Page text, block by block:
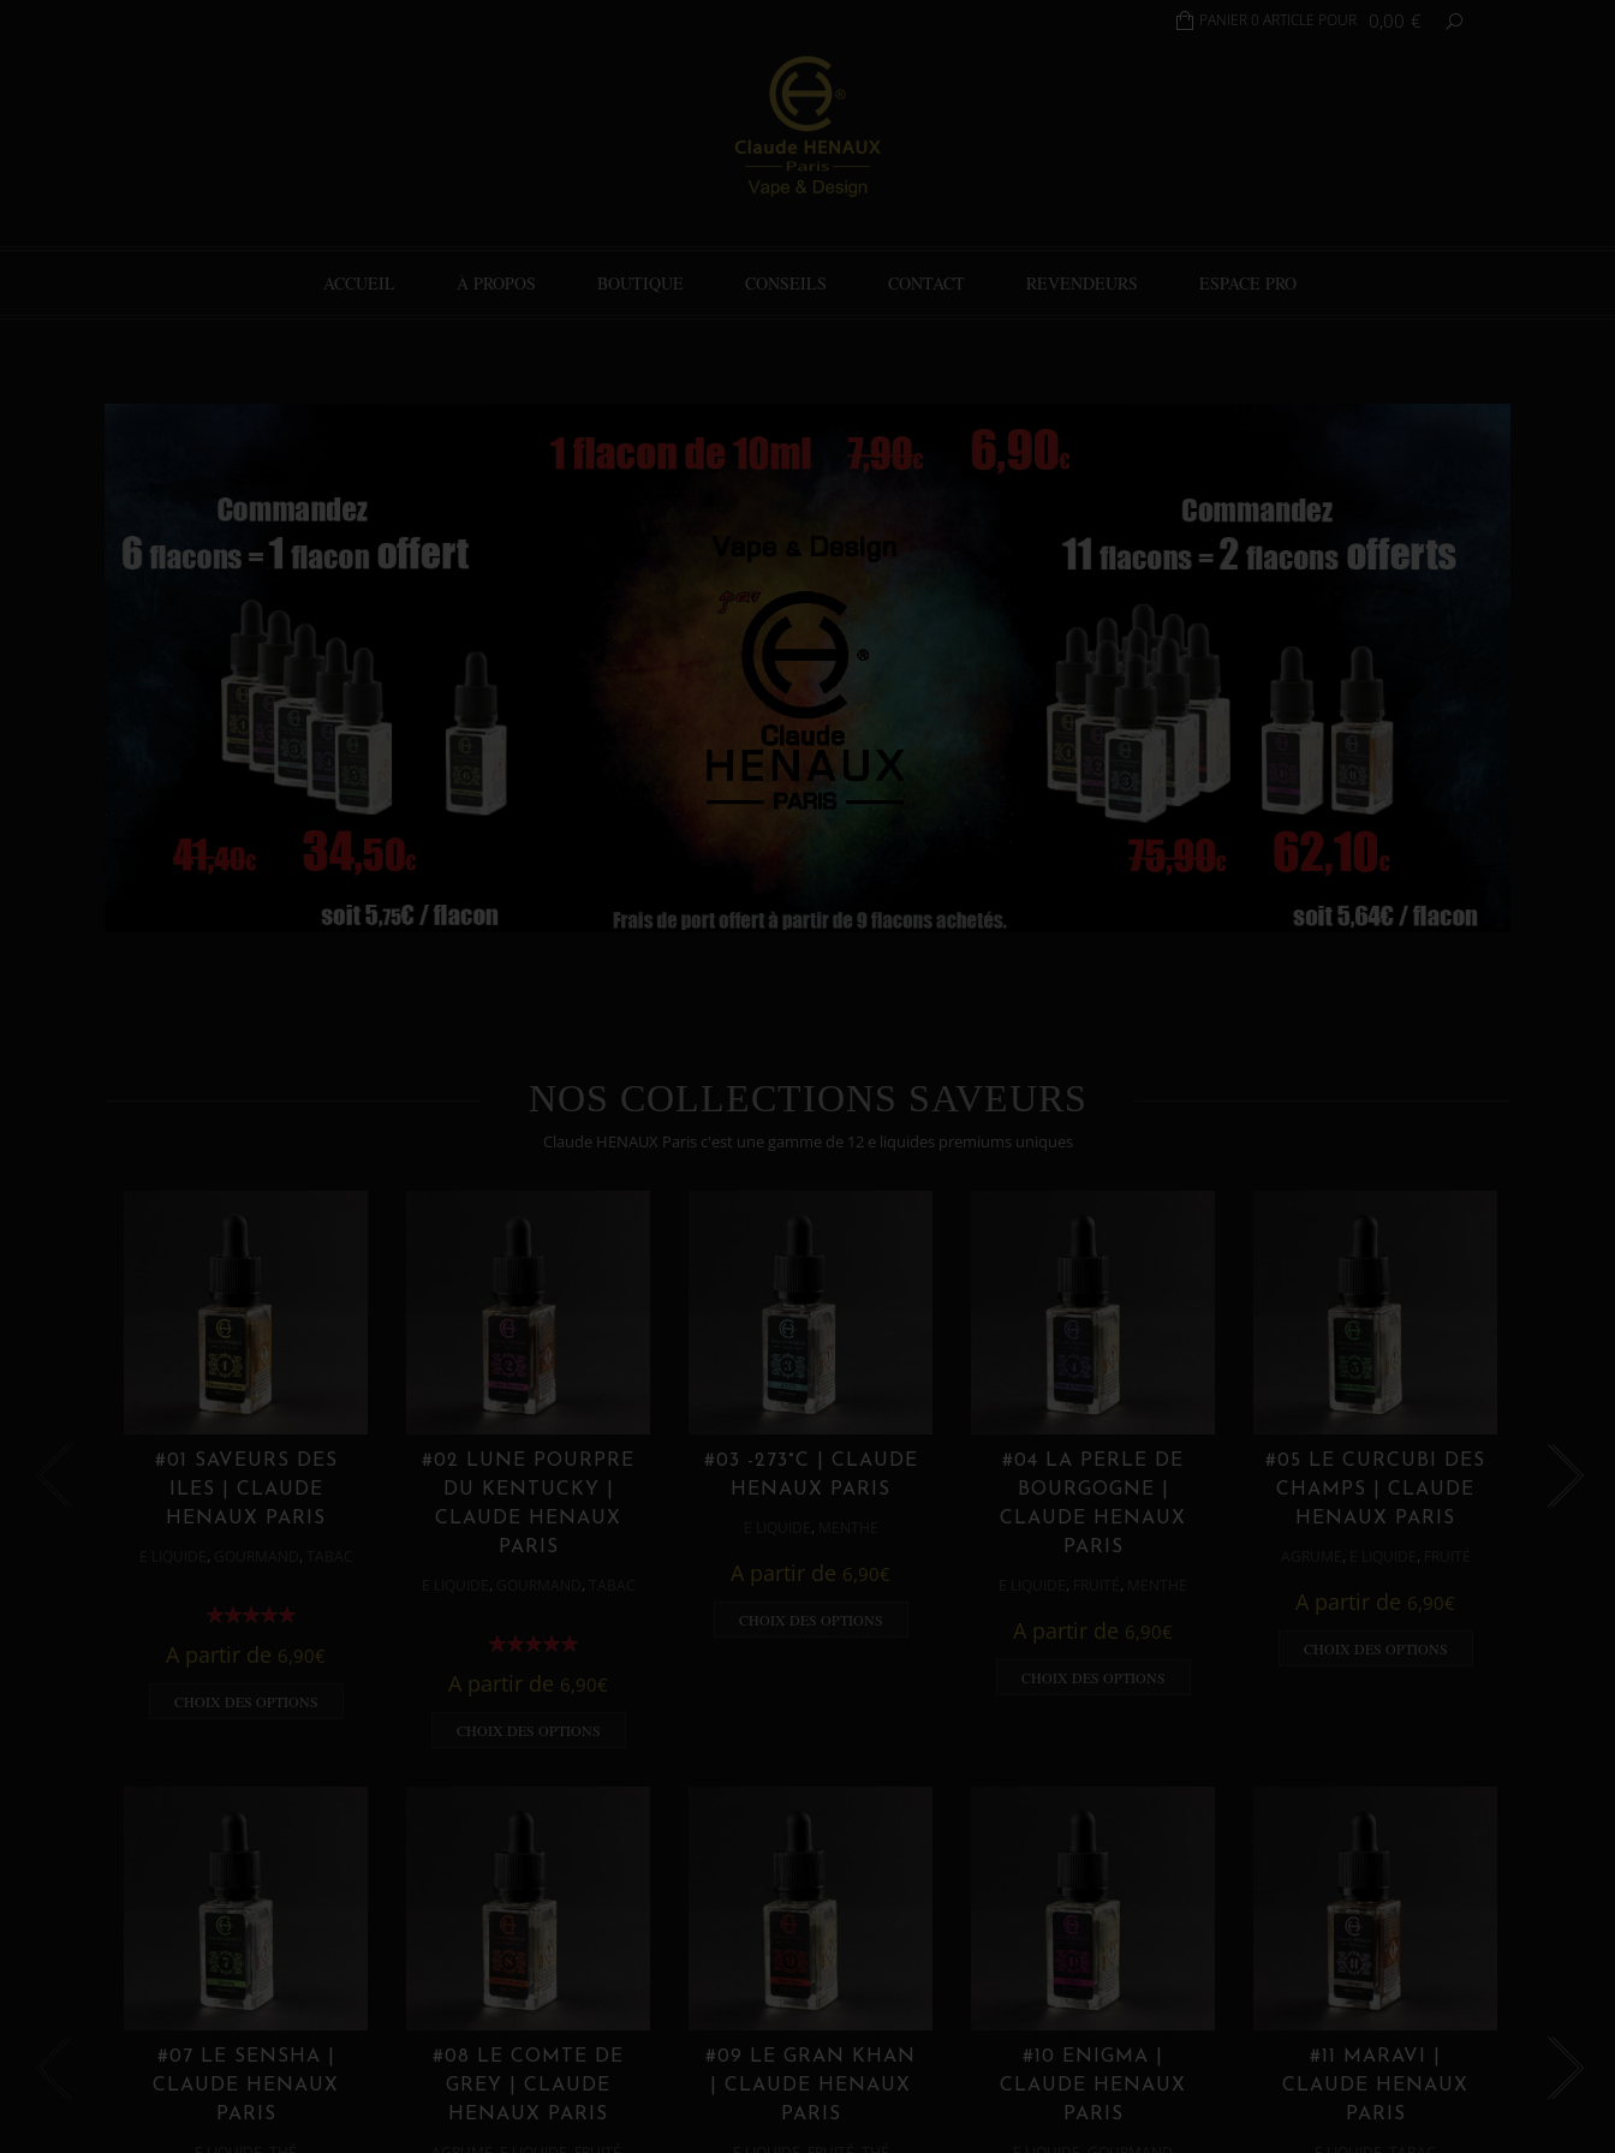
PANIER 0 ARTICLE POUR 0,00 €
ACCUEIL À PROPOS BOUTIQUE CONSEILS CONTACT REVENDEURS ESPACE PRO
NOS COLLECTIONS SAVEURS
Claude HENAUX Paris c'est une gamme de 12 e liquides premiums uniques
#01 SAVEURS DES
ILES | CLAUDE
HENAUX PARIS
, ,
A partir de 6,90€
CHOIX DES OPTIONS
#02 LUNE POURPRE
DU KENTUCKY |
CLAUDE HENAUX
PARIS
, ,
A partir de 6,90€
CHOIX DES OPTIONS
#03 -273°C | CLAUDE
HENAUX PARIS
,
A partir de 6,90€
CHOIX DES OPTIONS
#04 LA PERLE DE
BOURGOGNE |
CLAUDE HENAUX
PARIS
, ,
A partir de 6,90€
CHOIX DES OPTIONS
#05 LE CURCUBI DES
CHAMPS | CLAUDE
HENAUX PARIS
, ,
A partir de 6,90€
CHOIX DES OPTIONS
#07 LE SENSHA |
CLAUDE HENAUX
PARIS
#08 LE COMTE DE
GREY | CLAUDE
HENAUX PARIS
#09 LE GRAN KHAN
| CLAUDE HENAUX
PARIS
#10 ENIGMA |
CLAUDE HENAUX
PARIS
#11 MARAVI |
CLAUDE HENAUX
PARIS